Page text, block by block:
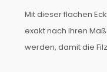
Mit dieser flachen
exakt nach Ihren
werden, damit die